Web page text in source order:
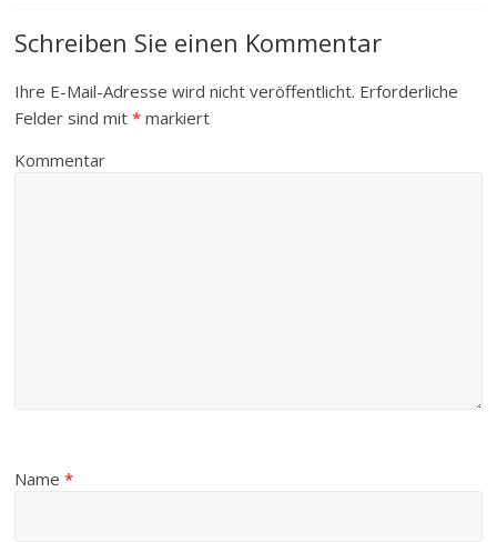
Schreiben Sie einen Kommentar
Ihre E-Mail-Adresse wird nicht veröffentlicht. Erforderliche
Felder sind mit* markiert
Kommentar
Name*